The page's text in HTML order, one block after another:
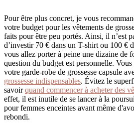
Pour être plus concret, je vous
votre budget pour les vêtements de
faits pour être peu portés. Ainsi, il n’est
d’investir 70 € dans un T-shirt ou 100 €
vous allez porter à peine une dizaine de
question du budget est personnelle.
votre garde-robe de grossesse capsule
grossesse indispensables. Évitez le
savoirquand commencer à acheter des
effet, il est inutile de se lancer à la
pour femmes enceintes avant même
rebondi.